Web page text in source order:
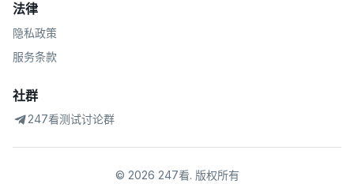
法律
隐私政策
服务条款
社群
247看测试讨论群
© 2026 247看. 版权所有